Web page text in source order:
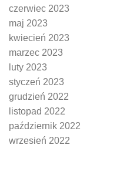
czerwiec 2023
maj 2023
kwiecień 2023
marzec 2023
luty 2023
styczeń 2023
grudzień 2022
listopad 2022
październik 2022
wrzesień 2022